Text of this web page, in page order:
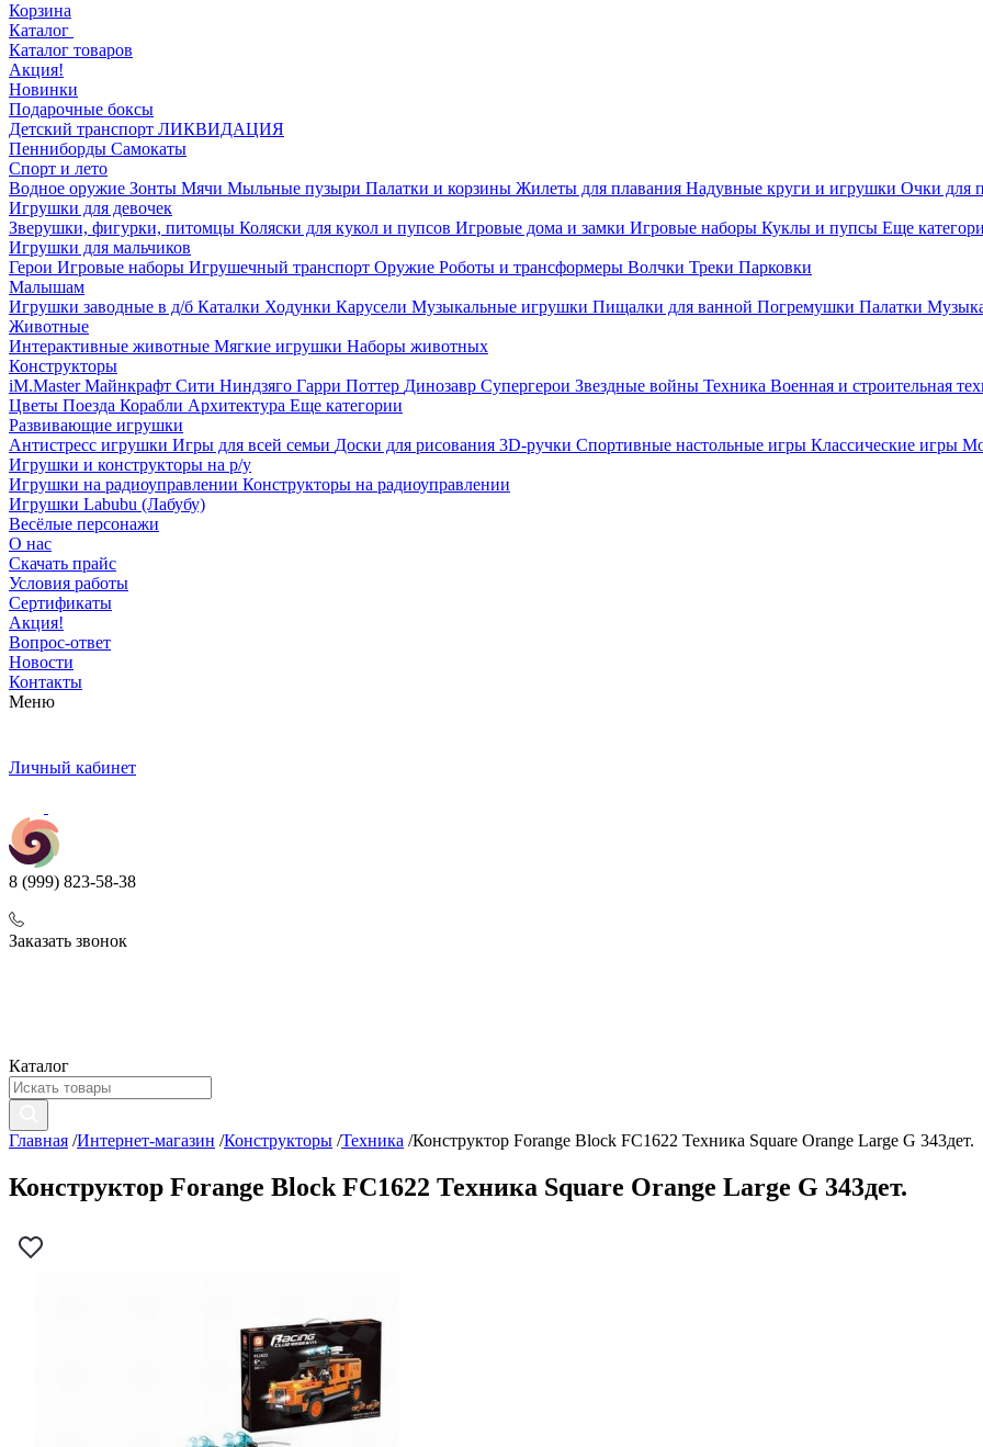
Корзина
Каталог
Каталог товаров
Акция!
Новинки
Подарочные боксы
Детский транспорт ЛИКВИДАЦИЯ
Пенниборды Самокаты
Спорт и лето
Водное оружие Зонты Мячи Мыльные пузыри Палатки и корзины Жилеты для плавания Надувные круги и игрушки Очки для
Игрушки для девочек
Зверушки, фигурки, питомцы Коляски для кукол и пупсов Игровые дома и замки Игровые наборы Куклы и пупсы Еще
Игрушки для мальчиков
Герои Игровые наборы Игрушечный транспорт Оружие Роботы и трансформеры Волчки Треки Парковки
Малышам
Игрушки заводные в д/б Каталки Ходунки Карусели Музыкальные игрушки Пищалки для ванной Погремушки Палатки
Животные
Интерактивные животные Мягкие игрушки Наборы животных
Конструкторы
iM.Master Майнкрафт Сити Ниндзяго Гарри Поттер Динозавр Супергерои Звездные войны Техника Военная и строительная
Цветы Поезда Корабли Архитектура Еще категории
Развивающие игрушки
Антистресс игрушки Игры для всей семьи Доски для рисования 3D-ручки Спортивные настольные игры Классические игры
Игрушки и конструкторы на р/у
Игрушки на радиоуправлении Конструкторы на радиоуправлении
Игрушки Labubu (Лабубу)
Весёлые персонажи
О нас
Скачать прайс
Условия работы
Сертификаты
Акция!
Вопрос-ответ
Новости
Контакты
Меню
Личный кабинет
8 (999) 823-58-38
Заказать звонок
Каталог
Главная /Интернет-магазин /Конструкторы /Техника /Конструктор Forange Block FC1622 Техника Square Orange Large G 343дет.
Конструктор Forange Block FC1622 Техника Square Orange Large G 343дет.